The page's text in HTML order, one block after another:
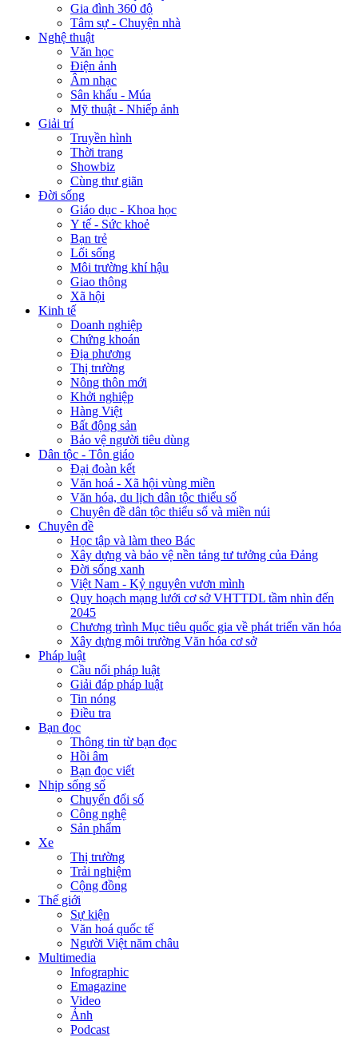
Gia đình 360 độ
Tâm sự - Chuyện nhà
Nghệ thuật
Văn học
Điện ảnh
Âm nhạc
Sân khấu - Múa
Mỹ thuật - Nhiếp ảnh
Giải trí
Truyền hình
Thời trang
Showbiz
Cùng thư giãn
Đời sống
Giáo dục - Khoa học
Y tế - Sức khoẻ
Bạn trẻ
Lối sống
Môi trường khí hậu
Giao thông
Xã hội
Kinh tế
Doanh nghiệp
Chứng khoán
Địa phương
Thị trường
Nông thôn mới
Khởi nghiệp
Hàng Việt
Bất động sản
Bảo vệ người tiêu dùng
Dân tộc - Tôn giáo
Đại đoàn kết
Văn hoá - Xã hội vùng miền
Văn hóa, du lịch dân tộc thiểu số
Chuyên đề dân tộc thiểu số và miền núi
Chuyên đề
Học tập và làm theo Bác
Xây dựng và bảo vệ nền tảng tư tưởng của Đảng
Đời sống xanh
Việt Nam - Kỷ nguyên vươn mình
Quy hoạch mạng lưới cơ sở VHTTDL tầm nhìn đến
2045
Chương trình Mục tiêu quốc gia về phát triển văn hóa
Xây dựng môi trường Văn hóa cơ sở
Pháp luật
Cầu nối pháp luật
Giải đáp pháp luật
Tin nóng
Điều tra
Bạn đọc
Thông tin từ bạn đọc
Hồi âm
Bạn đọc viết
Nhịp sống số
Chuyển đổi số
Công nghệ
Sản phẩm
Xe
Thị trường
Trải nghiệm
Cộng đồng
Thế giới
Sự kiện
Văn hoá quốc tế
Người Việt năm châu
Multimedia
Infographic
Emagazine
Video
Ảnh
Podcast